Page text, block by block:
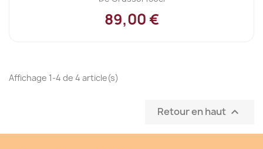
89,00 €
Affichage 1-4 de 4 article(s)
Retour en haut 